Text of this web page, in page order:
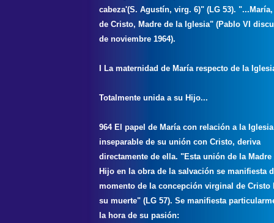
cabeza'(S. Agustín, virg. 6)" (LG 53).
de Cristo, Madre de la Iglesia" (Pablo VI
de noviembre 1964).
I La maternidad de María respecto de la
Totalmente unida a su Hijo...
964 El papel de María con relación a la
inseparable de su unión con Cristo, deriva
directamente de ella. "Esta unión de la Madre
Hijo en la obra de la salvación se manifiesta
momento de la concepción virginal de Cristo
su muerte" (LG 57). Se manifiesta
la hora de su pasión: